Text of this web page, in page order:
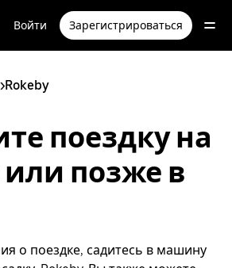
Войти Зарегистрироваться
>Rokeby
поездку на
или позже в
о поездке, садитесь в машину